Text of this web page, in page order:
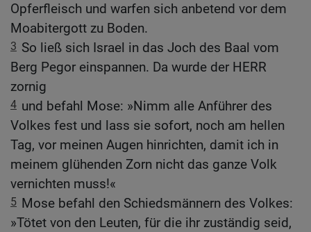
Opferfleisch und warfen sich anbetend vor dem
Moabitergott zu Boden.
3 So ließ sich Israel in das Joch des Baal vom
Berg Pegor einspannen. Da wurde der HERR
zornig
4 und befahl Mose: »Nimm alle Anführer des
Volkes fest und lass sie sofort, noch am hellen
Tag, vor meinen Augen hinrichten, damit ich in
meinem glühenden Zorn nicht das ganze Volk
vernichten muss!«
5 Mose befahl den Schiedsmännern des Volkes:
»Tötet von den Leuten, für die ihr zuständig seid,